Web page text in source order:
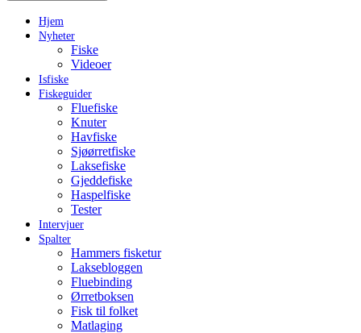
Hjem
Nyheter
Fiske
Videoer
Isfiske
Fiskeguider
Fluefiske
Knuter
Havfiske
Sjøørretfiske
Laksefiske
Gjeddefiske
Haspelfiske
Tester
Intervjuer
Spalter
Hammers fisketur
Laksebloggen
Fluebinding
Ørretboksen
Fisk til folket
Matlaging